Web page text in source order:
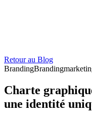
Retour au Blog
BrandingBranding
Charte
une identité